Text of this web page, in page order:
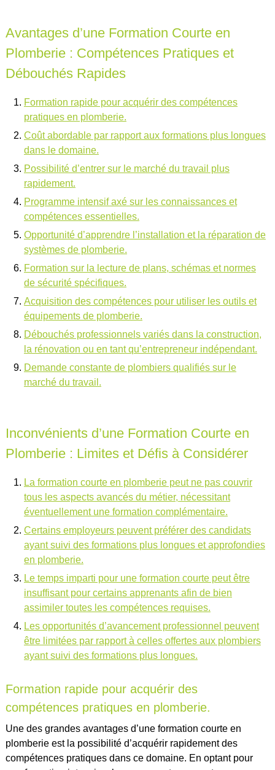
Avantages d’une Formation Courte en
Plomberie : Compétences Pratiques et
Débouchés Rapides
Formation rapide pour acquérir des compétences
pratiques en plomberie.
Coût abordable par rapport aux formations plus longues
dans le domaine.
Possibilité d’entrer sur le marché du travail plus
rapidement.
Programme intensif axé sur les connaissances et
compétences essentielles.
Opportunité d’apprendre l’installation et la réparation de
systèmes de plomberie.
Formation sur la lecture de plans, schémas et normes
de sécurité spécifiques.
Acquisition des compétences pour utiliser les outils et
équipements de plomberie.
Débouchés professionnels variés dans la construction,
la rénovation ou en tant qu’entrepreneur indépendant.
Demande constante de plombiers qualifiés sur le
marché du travail.
Inconvénients d’une Formation Courte en
Plomberie : Limites et Défis à Considérer
La formation courte en plomberie peut ne pas couvrir
tous les aspects avancés du métier, nécessitant
éventuellement une formation complémentaire.
Certains employeurs peuvent préférer des candidats
ayant suivi des formations plus longues et approfondies
en plomberie.
Le temps imparti pour une formation courte peut être
insuffisant pour certains apprenants afin de bien
assimiler toutes les compétences requises.
Les opportunités d’avancement professionnel peuvent
être limitées par rapport à celles offertes aux plombiers
ayant suivi des formations plus longues.
Formation rapide pour acquérir des
compétences pratiques en plomberie.
Une des grandes avantages d’une formation courte en
plomberie est la possibilité d’acquérir rapidement des
compétences pratiques dans ce domaine. En optant pour